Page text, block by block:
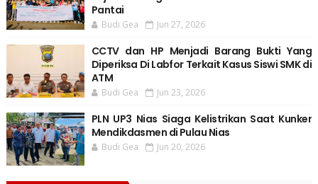
Pantai
Budi Gea Jun 27, 2026
CCTV dan HP Menjadi Barang Bukti Yang
Diperiksa Di Labfor Terkait Kasus Siswi SMK di
ATM
Budi Gea Jun 23, 2026
PLN UP3 Nias Siaga Kelistrikan Saat Kunker
Mendikdasmen di Pulau Nias
Budi Gea Jun 20, 2026